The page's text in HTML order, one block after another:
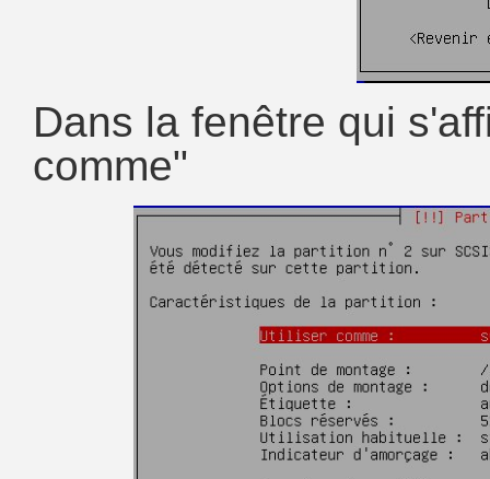
Dans la fenêtre qui
comme"